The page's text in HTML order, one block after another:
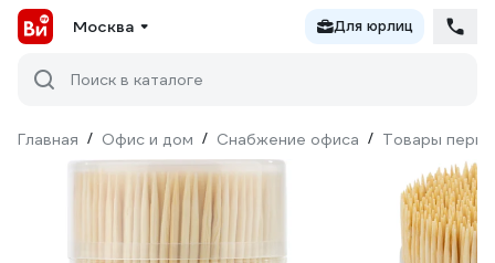
Москва Для юрлиц
Поиск в каталоге
Главная / Офис и дом / Снабжение офиса / Товары